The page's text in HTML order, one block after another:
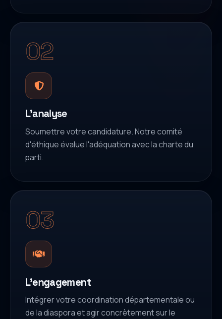
02
L'analyse
Soumettre votre candidature. Notre comité
d'éthique évalue l'adéquation avec la charte du
parti.
03
L'engagement
Intégrer votre coordination départementale ou
de la diaspora et agir concrètement sur le